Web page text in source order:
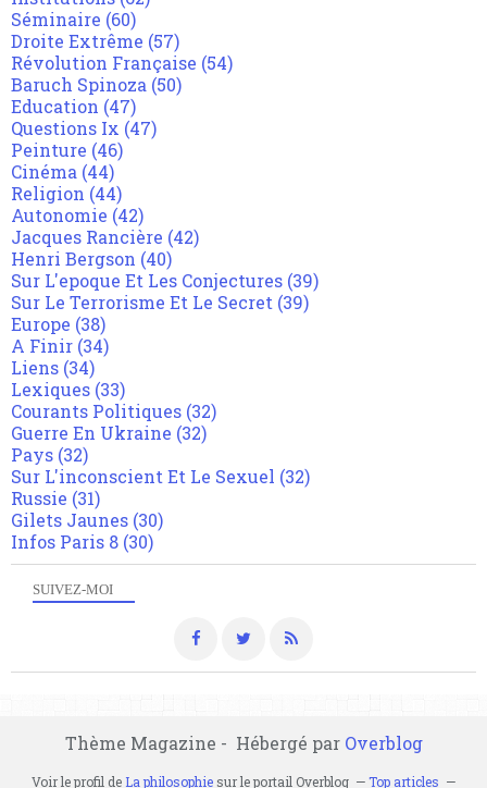
SUIVEZ-MOI
Séminaire (60)
Droite Extrême (57)
Révolution Française (54)
Baruch Spinoza (50)
Education (47)
Questions Ix (47)
Peinture (46)
Cinéma (44)
Religion (44)
Autonomie (42)
Jacques Rancière (42)
Henri Bergson (40)
Sur L'epoque Et Les Conjectures (39)
Sur Le Terrorisme Et Le Secret (39)
Europe (38)
A Finir (34)
Liens (34)
Lexiques (33)
Courants Politiques (32)
Guerre En Ukraine (32)
Pays (32)
Sur L'inconscient Et Le Sexuel (32)
Russie (31)
Gilets Jaunes (30)
Infos Paris 8 (30)
Thème Magazine - Hébergé par Overblog
Voir le profil de La philosophiesur le portail Overblog Top articles